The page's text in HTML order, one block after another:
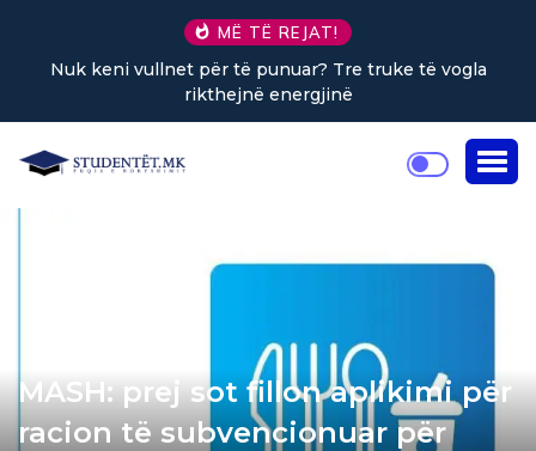
MË TË REJAT!
Sa kafe në ditë ndihmon në uljen e stresit?
MASH: prej sot fillon aplikimi për
racion të subvencionuar për